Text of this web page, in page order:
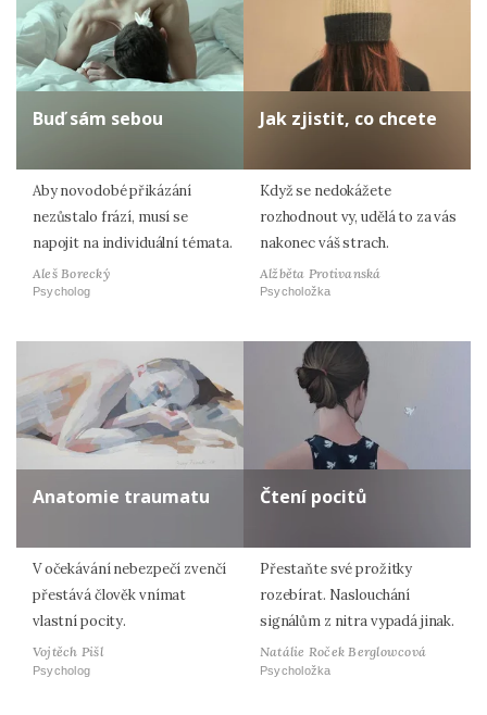
Buď sám sebou
Aby novodobé přikázání
nezůstalo frází, musí se
napojit na individuální témata.
Aleš Borecký
Psycholog
Jak zjistit, co chcete
Když se nedokážete
rozhodnout vy, udělá to za vás
nakonec váš strach.
Alžběta Protivanská
Psycholožka
Anatomie traumatu
V očekávání nebezpečí zvenčí
přestává člověk vnímat
vlastní pocity.
Vojtěch Pišl
Psycholog
Čtení pocitů
Přestaňte své prožitky
rozebírat. Naslouchání
signálům z nitra vypadá jinak.
Natálie Roček Berglowcová
Psycholožka